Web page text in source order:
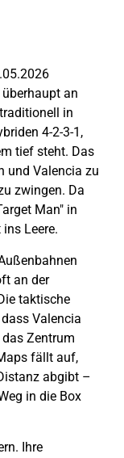
an
in
4-2-3-1,
tief steht. Das
und Valencia zu
zwingen. Da
Man" in
Leere.
an der
taktische
Valencia
Zentrum
fällt auf,
abgibt –
in die Box
Ihre